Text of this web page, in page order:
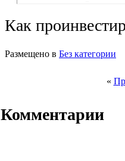
Как
Размещено в Без категории
«
Комментарии